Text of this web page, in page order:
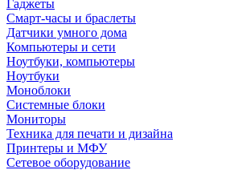
Гаджеты
Смарт-часы и браслеты
Датчики умного дома
Компьютеры и сети
Ноутбуки, компьютеры
Ноутбуки
Моноблоки
Системные блоки
Мониторы
Техника для печати и дизайна
Принтеры и МФУ
Сетевое оборудование